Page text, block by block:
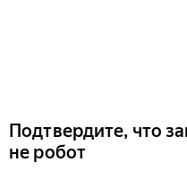
Подтвердите, что
не робот